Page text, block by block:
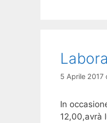
5 Aprile 2017
In
12,00,avrà